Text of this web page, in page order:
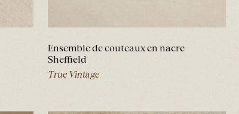
Ensemble de couteaux en nacre
Sheffield
True Vintage